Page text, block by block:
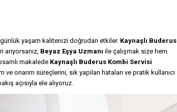
yaşam kalitenizi doğrudan etkiler. Kaynaşlı Buderus
arıyorsanız, Beyaz Eşya Uzmanı ile çalışmak size hem
makalede Kaynaşlı Buderus Kombi Servisi
onarım süreçlerini, sık yapılan hataları ve pratik kullanıcı
açısıyla ele alıyoruz.